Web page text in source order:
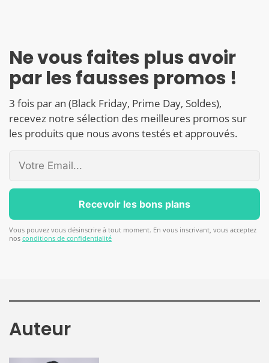
Ne vous faites plus avoir
par les fausses promos !
3 fois par an (Black Friday, Prime Day, Soldes),
recevez notre sélection des meilleures promos sur
les produits que nous avons testés et approuvés.
Vous pouvez vous désinscrire à tout moment. En vous inscrivant, vous acceptez
nos conditions de confidentialité
Auteur